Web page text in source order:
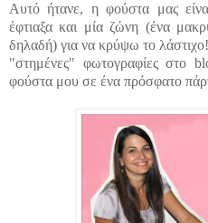
Αυτό ήτανε, η φούστα μας
έφτιαξα και μία ζώνη (ένα
δηλαδή) για να κρύψω το
"στημένες" φωτογραφίες στο
φούστα μου σε ένα πρόσφατο